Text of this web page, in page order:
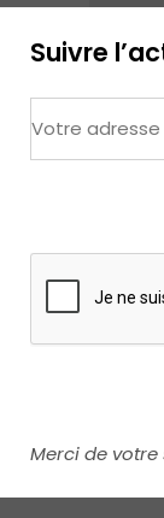
Suivre
Merci de votre